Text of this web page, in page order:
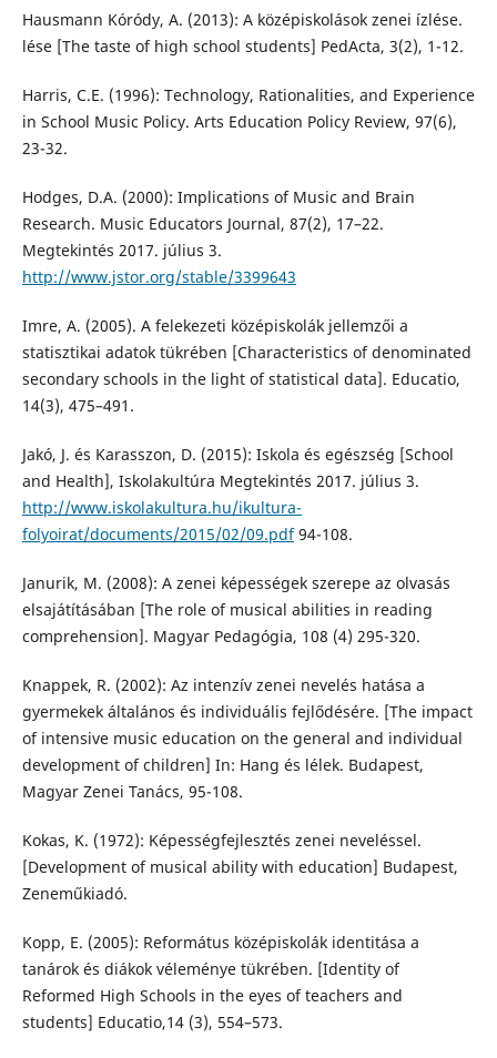
Hausmann Kóródy, A. (2013): A középiskolások zenei ízlése.
lése [The taste of high school students] PedActa, 3(2), 1-12.
Harris, C.E. (1996): Technology, Rationalities, and Experience
in School Music Policy. Arts Education Policy Review, 97(6),
23-32.
Hodges, D.A. (2000): Implications of Music and Brain
Research. Music Educators Journal, 87(2), 17–22.
Megtekintés 2017. július 3.
http://www.jstor.org/stable/3399643
Imre, A. (2005). A felekezeti középiskolák jellemzői a
statisztikai adatok tükrében [Characteristics of denominated
secondary schools in the light of statistical data]. Educatio,
14(3), 475–491.
Jakó, J. és Karasszon, D. (2015): Iskola és egészség [School
and Health], Iskolakultúra Megtekintés 2017. július 3.
http://www.iskolakultura.hu/ikultura-
folyoirat/documents/2015/02/09.pdf94-108.
Janurik, M. (2008): A zenei képességek szerepe az olvasás
elsajátításában [The role of musical abilities in reading
comprehension]. Magyar Pedagógia, 108 (4) 295-320.
Knappek, R. (2002): Az intenzív zenei nevelés hatása a
gyermekek általános és individuális fejlődésére. [The impact
of intensive music education on the general and individual
development of children] In: Hang és lélek. Budapest,
Magyar Zenei Tanács, 95-108.
Kokas, K. (1972): Képességfejlesztés zenei neveléssel.
[Development of musical ability with education] Budapest,
Zeneműkiadó.
Kopp, E. (2005): Református középiskolák identitása a
tanárok és diákok véleménye tükrében. [Identity of
Reformed High Schools in the eyes of teachers and
students] Educatio,14 (3), 554–573.